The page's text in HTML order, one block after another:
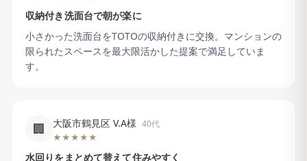
収納付き洗面台で朝が楽に
小さかった洗面台をTOTOの収納付きに交換。マンションの
限られたスペースを最大限活かした提案で満足していま
す。
🏢 大阪市鶴見区 V.A様 40代
★★★★★
水回りをまとめて替えて住みやすく